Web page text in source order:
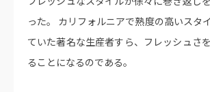
った。 カリフォルニアで熟度の高いスタ
ていた著名な生産者すら、フレッシュさ
ることになるのである。